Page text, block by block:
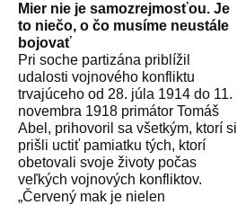
Mier nie je samozrejmosťou. Je
to niečo, o čo musíme neustále
bojovať
Pri soche partizána priblížil
udalosti vojnového konfliktu
trvajúceho od 28. júla 1914 do 11.
novembra 1918 primátor Tomáš
Abel, prihovoril sa všetkým, ktorí si
prišli uctiť pamiatku tých, ktorí
obetovali svoje životy počas
veľkých vojnových konfliktov.
„Červený mak je nielen